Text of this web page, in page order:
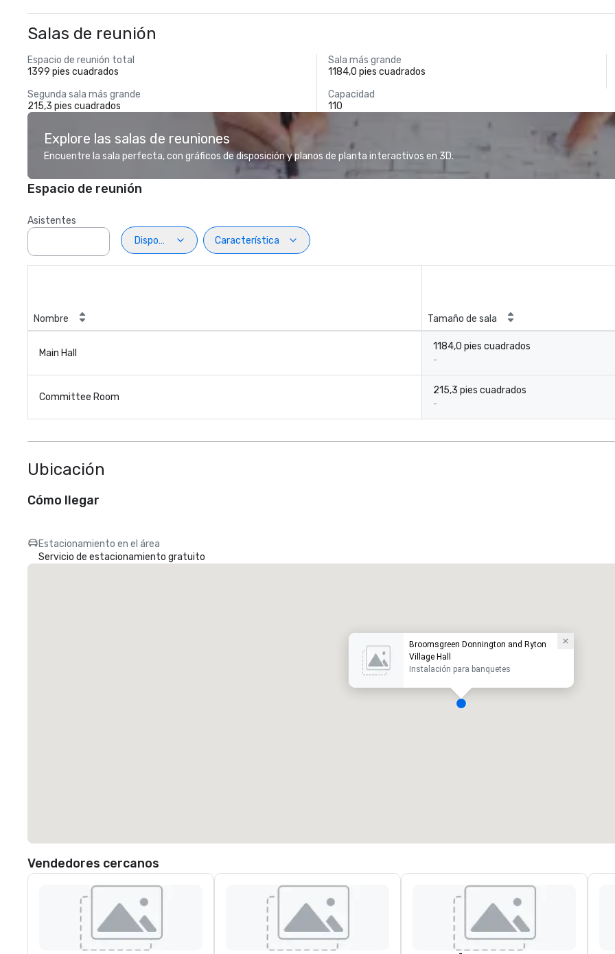
Salas de reunión
Espacio de reunión total
1399 pies cuadrados
Sala más grande
1184,0 pies cuadrados
Segunda sala más grande
215,3 pies cuadrados
Capacidad
110
Explore las salas de reuniones
Encuentre la sala perfecta, con gráficos de disposición y planos de planta interactivos en 3D.
Espacio de reunión
Asistentes
Disposiciön
Característica
Nombre Tamaño de sala
Main Hall
1184,0 pies cuadrados
-
Committee Room
215,3 pies cuadrados
-
Ubicación
Cómo llegar
Estacionamiento en el área
Servicio de estacionamiento gratuito
Broomsgreen Donnington and Ryton
Village Hall
Instalación para banquetes
Vendedores cercanos